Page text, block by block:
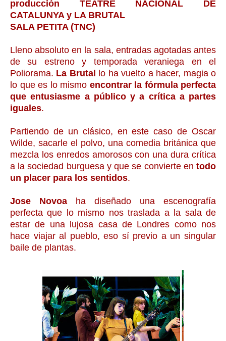
producción TEATRE NACIONAL DE
CATALUNYA y LA BRUTAL
SALA PETITA (TNC)
Lleno absoluto en la sala, entradas agotadas antes
de su estreno y temporada veraniega en el
Poliorama. La Brutal
lo ha vuelto a hacer, magia o
lo que es lo mismo encontrar la fórmula perfecta
que entusiasme a público y a crítica a partes
iguales.
Partiendo de un clásico, en este caso de Oscar
Wilde, sacarle el polvo, una comedia británica que
mezcla los enredos amorosos con una dura crítica
a la sociedad burguesa y que se convierte en todo
un placer para los sentidos.
Jose Novoa ha diseñado una escenografía
perfecta que lo mismo nos traslada a la sala de
estar de una lujosa casa de Londres como nos
hace viajar al pueblo, eso sí previo a un singular
baile de plantas.